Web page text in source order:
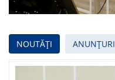
NOUTĂȚI ANUNȚURI